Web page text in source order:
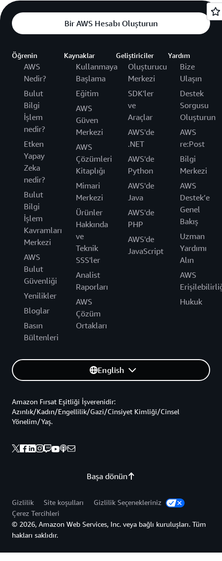
Bir AWS Hesabı Oluşturun
Öğrenin
AWS
Nedir?
Bulut
Bilgi
İşlem
nedir?
Etken
Yapay
Zeka
nedir?
Bulut
Bilgi
İşlem
Kavramları
Merkezi
AWS
Bulut
Güvenliği
Yenilikler
Bloglar
Basın
Bültenleri
Kaynaklar
Kullanmaya
Başlama
Eğitim
AWS
Güven
Merkezi
AWS
Çözümleri
Kitaplığı
Mimari
Merkezi
Ürünler
Hakkında
ve
Teknik
SSS'ler
Analist
Raporları
AWS
Çözüm
Ortakları
Geliştiriciler
Oluşturucu
Merkezi
SDK'ler
ve
Araçlar
AWS'de
.NET
AWS'de
Python
AWS'de
Java
AWS'de
PHP
AWS'de
JavaScript
Yardım
Bize
Ulaşın
Destek
Sorgusu
Oluşturun
AWS
re:Post
Bilgi
Merkezi
AWS
Destek’e
Genel
Bakış
Uzman
Yardımı
Alın
AWS
Hukuk
English
Başa dönün
Amazon Fırsat Eşitliği İşverenidir:
Azınlık/Kadın/Engellilik/Gazi/Cinsiyet Kimliği/Cinsel
Yönelim/Yaş.
Gizlilik Site koşulları
Gizlilik Seçenekleriniz
Çerez Tercihleri
© 2026, Amazon Web Services, Inc. veya bağlı kuruluşları. Tüm
hakları saklıdır.